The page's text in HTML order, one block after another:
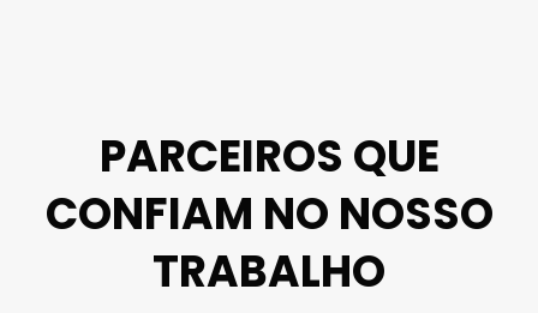
PARCEIROS QUE
CONFIAM NO NOSSO
TRABALHO